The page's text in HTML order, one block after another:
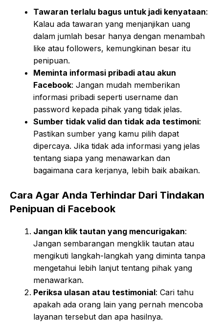
Tawaran terlalu bagus untuk jadi kenyataan:
Kalau ada tawaran yang menjanjikan uang
dalam jumlah besar hanya dengan menambah
like atau followers, kemungkinan besar itu
penipuan.
Meminta informasi pribadi atau akun
Facebook: Jangan mudah memberikan
informasi pribadi seperti username dan
password kepada pihak yang tidak jelas.
Sumber tidak valid dan tidak ada testimoni:
Pastikan sumber yang kamu pilih dapat
dipercaya. Jika tidak ada informasi yang jelas
tentang siapa yang menawarkan dan
bagaimana cara kerjanya, lebih baik abaikan.
Cara Agar Anda Terhindar Dari Tindakan
Penipuan di Facebook
Jangan klik tautan yang mencurigakan:
Jangan sembarangan mengklik tautan atau
mengikuti langkah-langkah yang diminta tanpa
mengetahui lebih lanjut tentang pihak yang
menawarkan.
Periksa ulasan atau testimonial: Cari tahu
apakah ada orang lain yang pernah mencoba
layanan tersebut dan apa hasilnya.